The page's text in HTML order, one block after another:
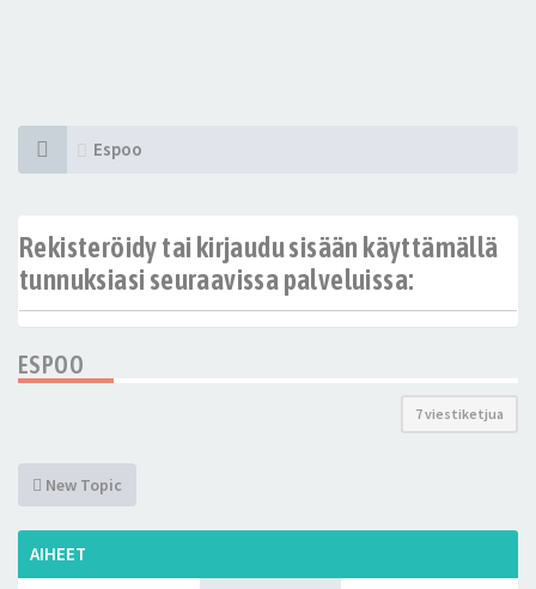
Espoo
Rekisteröidy tai kirjaudu sisään käyttämällä
tunnuksiasi seuraavissa palveluissa:
ESPOO
7 viestiketjua
New Topic
AIHEET